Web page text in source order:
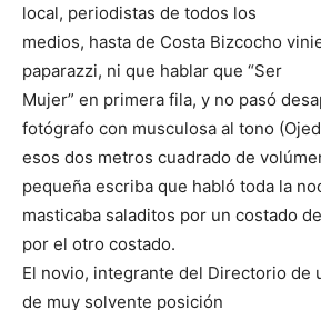
local, periodistas de todos los
medios, hasta de Costa Bizcocho
paparazzi, ni que hablar que “Ser
Mujer” en primera fila, y no pasó
fotógrafo con musculosa al tono
esos dos metros cuadrado de
pequeña escriba que habló toda la
masticaba saladitos por un costado
por el otro costado.
El novio, integrante del Directorio de
de muy solvente posición